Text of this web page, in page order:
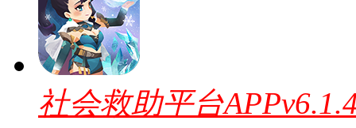
社会救助平台